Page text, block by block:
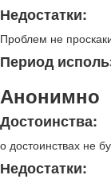
Недостатки:
Проблем не
Период
Анонимно
Достоинства:
о достоинствах не
Недостатки: